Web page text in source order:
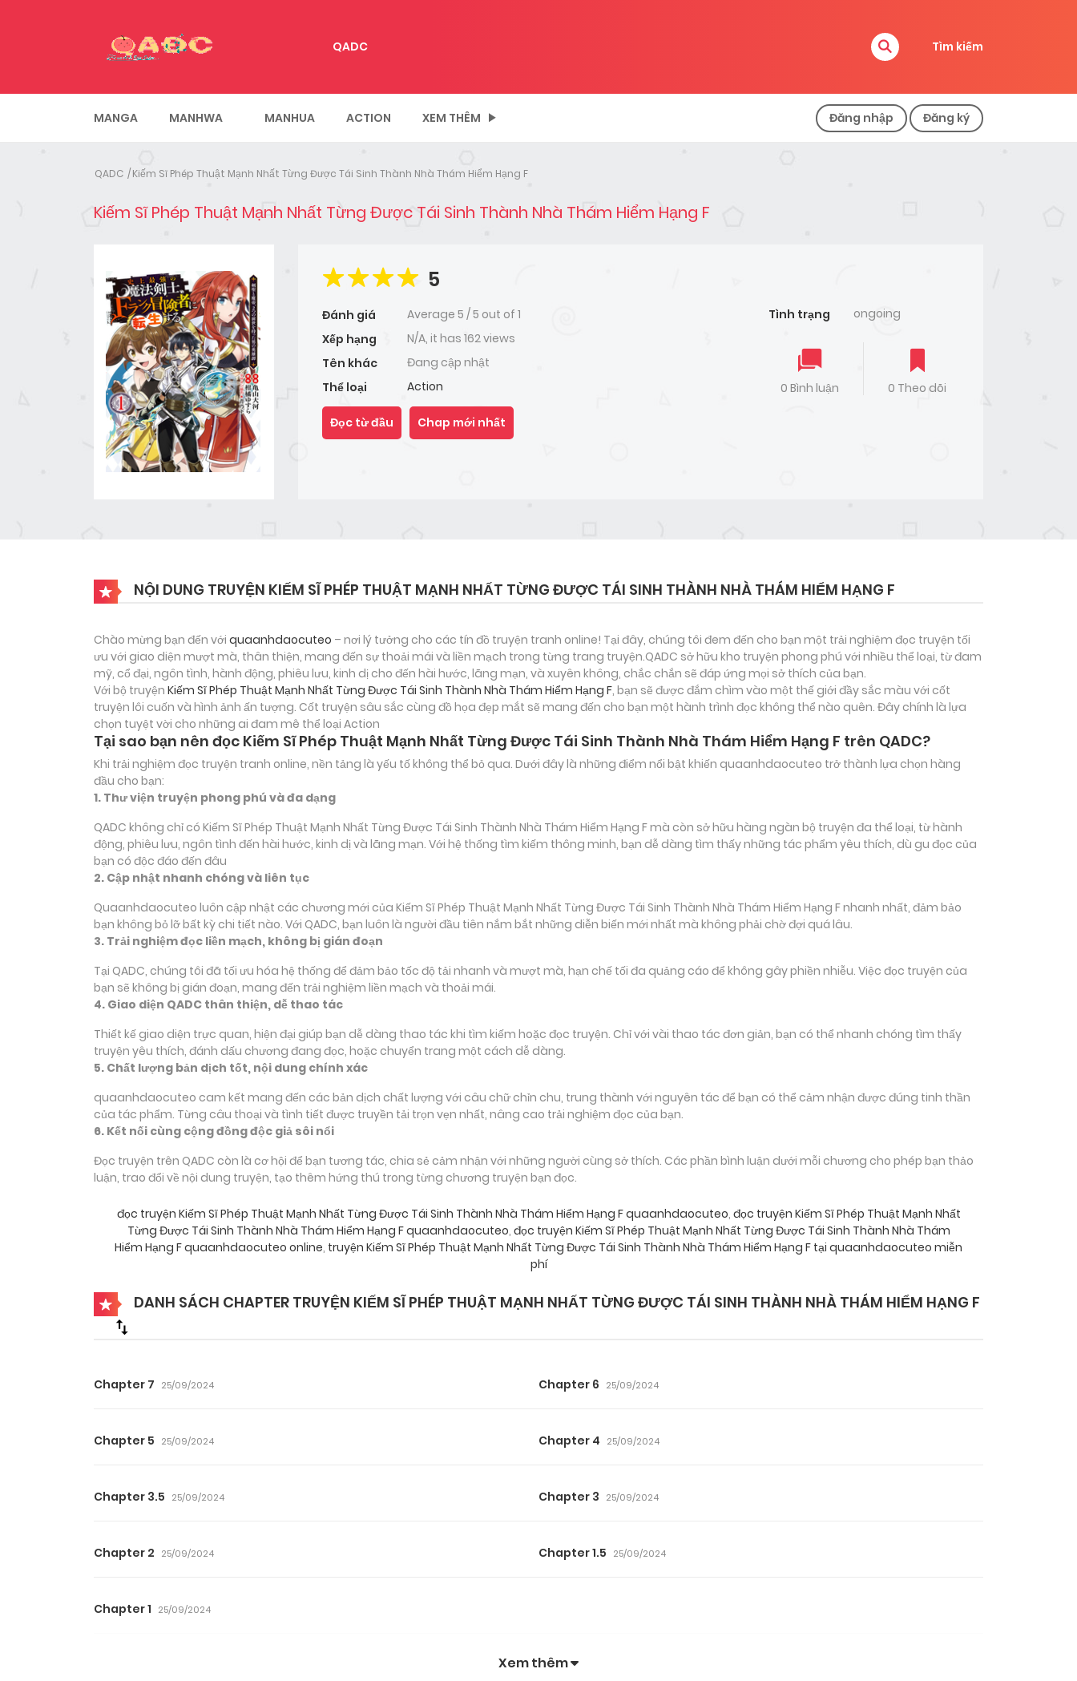
QADC Tìm kiếm
MANGA MANHWA MANHUA ACTION XEM THÊM Đăng nhập Đăng ký
QADC Kiếm Sĩ Phép Thuật Mạnh Nhất Từng Được Tái Sinh Thành Nhà Thám Hiểm Hạng F
Kiếm Sĩ Phép Thuật Mạnh Nhất Từng Được Tái Sinh Thành Nhà Thám Hiểm Hạng F
5
Đánh giá Average 5 /5 out of 1
Xếp hạng
N/A, it has 162 views
Tên khác
Đang cập nhật
Thể loại
Action
Tình trạng ongoing
0 Bình luận 0 Theo dõi
Đọc từ đầu Chap mới nhất
NỘI DUNG TRUYỆN KIẾM SĨ PHÉP THUẬT MẠNH NHẤT TỪNG ĐƯỢC TÁI SINH THÀNH NHÀ THÁM HIỂM HẠNG F
Chào mừng bạn đến với quaanhdaocuteo – nơi lý tưởng cho các tín đồ truyện tranh online! Tại đây, chúng tôi đem đến cho bạn một trải nghiệm đọc truyện tối
ưu với giao diện mượt mà, thân thiện, mang đến sự thoải mái và liền mạch trong từng trang truyện.QADC sở hữu kho truyện phong phú với nhiều thể loại, từ đam
mỹ, cổ đại, ngôn tình, hành động, phiêu lưu, kinh dị cho đến hài hước, lãng mạn, và xuyên không, chắc chắn sẽ đáp ứng mọi sở thích của bạn.
Với bộ truyện Kiếm Sĩ Phép Thuật Mạnh Nhất Từng Được Tái Sinh Thành Nhà Thám Hiểm Hạng F, bạn sẽ được đắm chìm vào một thế giới đầy sắc màu với cốt
truyện lôi cuốn và hình ảnh ấn tượng. Cốt truyện sâu sắc cùng đồ họa đẹp mắt sẽ mang đến cho bạn một hành trình đọc không thể nào quên. Đây chính là lựa
chọn tuyệt vời cho những ai đam mê thể loại Action
Tại sao bạn nên đọc Kiếm Sĩ Phép Thuật Mạnh Nhất Từng Được Tái Sinh Thành Nhà Thám Hiểm Hạng F trên QADC?
Khi trải nghiệm đọc truyện tranh online, nền tảng là yếu tố không thể bỏ qua. Dưới đây là những điểm nổi bật khiến quaanhdaocuteo trở thành lựa chọn hàng
đầu cho bạn:
1. Thư viện truyện phong phú và đa dạng
QADC không chỉ có Kiếm Sĩ Phép Thuật Mạnh Nhất Từng Được Tái Sinh Thành Nhà Thám Hiểm Hạng F mà còn sở hữu hàng ngàn bộ truyện đa thể loại, từ hành
động, phiêu lưu, ngôn tình đến hài hước, kinh dị và lãng mạn. Với hệ thống tìm kiếm thông minh, bạn dễ dàng tìm thấy những tác phẩm yêu thích, dù gu đọc của
bạn có độc đáo đến đâu
2. Cập nhật nhanh chóng và liên tục
Quaanhdaocuteo luôn cập nhật các chương mới của Kiếm Sĩ Phép Thuật Mạnh Nhất Từng Được Tái Sinh Thành Nhà Thám Hiểm Hạng F nhanh nhất, đảm bảo
bạn không bỏ lỡ bất kỳ chi tiết nào. Với QADC, bạn luôn là người đầu tiên nắm bắt những diễn biến mới nhất mà không phải chờ đợi quá lâu.
3. Trải nghiệm đọc liền mạch, không bị gián đoạn
Tại QADC, chúng tôi đã tối ưu hóa hệ thống để đảm bảo tốc độ tải nhanh và mượt mà, hạn chế tối đa quảng cáo để không gây phiền nhiễu. Việc đọc truyện của
bạn sẽ không bị gián đoạn, mang đến trải nghiệm liền mạch và thoải mái.
4. Giao diện QADC thân thiện, dễ thao tác
Thiết kế giao diện trực quan, hiện đại giúp bạn dễ dàng thao tác khi tìm kiếm hoặc đọc truyện. Chỉ với vài thao tác đơn giản, bạn có thể nhanh chóng tìm thấy
truyện yêu thích, đánh dấu chương đang đọc, hoặc chuyển trang một cách dễ dàng.
5. Chất lượng bản dịch tốt, nội dung chính xác
quaanhdaocuteo cam kết mang đến các bản dịch chất lượng với câu chữ chỉn chu, trung thành với nguyên tác để bạn có thể cảm nhận được đúng tinh thần
của tác phẩm. Từng câu thoại và tình tiết được truyền tải trọn vẹn nhất, nâng cao trải nghiệm đọc của bạn.
6. Kết nối cùng cộng đồng độc giả sôi nổi
Đọc truyện trên QADC còn là cơ hội để bạn tương tác, chia sẻ cảm nhận với những người cùng sở thích. Các phần bình luận dưới mỗi chương cho phép bạn thảo
luận, trao đổi về nội dung truyện, tạo thêm hứng thú trong từng chương truyện bạn đọc.
đọc truyện Kiếm Sĩ Phép Thuật Mạnh Nhất Từng Được Tái Sinh Thành Nhà Thám Hiểm Hạng F quaanhdaocuteo, đọc truyện Kiếm Sĩ Phép Thuật Mạnh Nhất
Từng Được Tái Sinh Thành Nhà Thám Hiểm Hạng F quaanhdaocuteo, đọc truyện Kiếm Sĩ Phép Thuật Mạnh Nhất Từng Được Tái Sinh Thành Nhà Thám
Hiểm Hạng F quaanhdaocuteo online, truyện Kiếm Sĩ Phép Thuật Mạnh Nhất Từng Được Tái Sinh Thành Nhà Thám Hiểm Hạng F tại quaanhdaocuteo miễn
phí
DANH SÁCH CHAPTER TRUYỆN KIẾM SĨ PHÉP THUẬT MẠNH NHẤT TỪNG ĐƯỢC TÁI SINH THÀNH NHÀ THÁM HIỂM HẠNG F
Chapter 7 25/09/2024 Chapter 6 25/09/2024
Chapter 5 25/09/2024 Chapter 4 25/09/2024
Chapter 3.5 25/09/2024 Chapter 3 25/09/2024
Chapter 2 25/09/2024 Chapter 1.5 25/09/2024
Chapter 1 25/09/2024
Xem thêm